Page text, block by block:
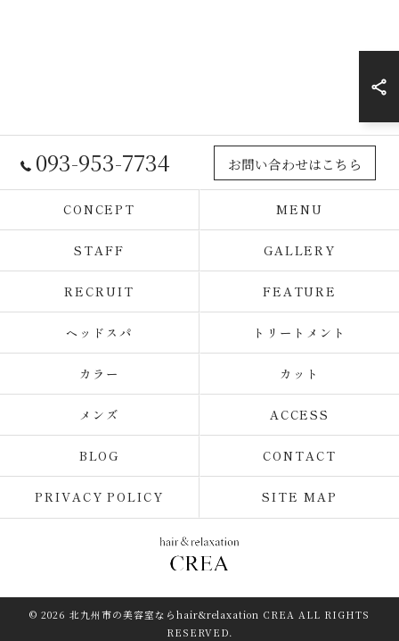
093-953-7734 お問い合わせはこちら
CONCEPT MENU
STAFF GALLERY
RECRUIT FEATURE
ヘッドスパ トリートメント
カラー カット
メンズ ACCESS
BLOG CONTACT
PRIVACY POLICY SITE MAP
© 2026 北九州市の美容室ならhair&relaxation CREA ALL RIGHTS
RESERVED.